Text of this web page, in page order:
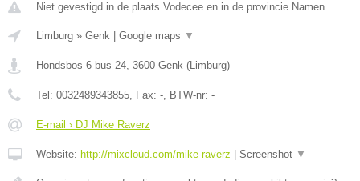
Niet gevestigd in de plaats Vodecee en in de provincie Namen.
Limburg » Genk Google maps ▼
Hondsbos 6 bus 24, 3600 Genk (Limburg)
Tel: 0032489343855, Fax: -, BTW-nr: -
E-mail › DJ Mike Raverz
Website: http://mixcloud.com/mike-raverz Screenshot ▼